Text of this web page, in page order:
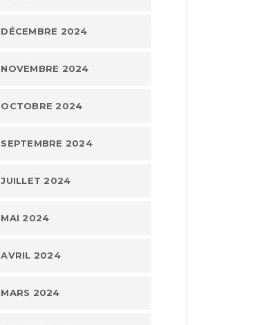
DÉCEMBRE 2024
NOVEMBRE 2024
OCTOBRE 2024
SEPTEMBRE 2024
JUILLET 2024
MAI 2024
AVRIL 2024
MARS 2024